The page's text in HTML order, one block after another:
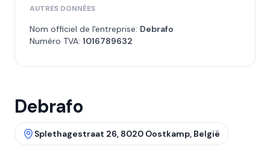
AUTRES DONNÉES
Nom officiel de l'entreprise: Debrafo
Numéro TVA: 1016789632
Debrafo
Splethagestraat 26, 8020 Oostkamp, België